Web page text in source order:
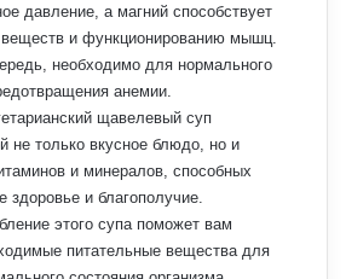
давление, а магний способствует
и функционированию мышц.
необходимо для нормального
анемии.
щавелевый суп
не только вкусное блюдо, но и
и минералов, способных
здоровье и благополучие.
этого супа поможет вам
питательные вещества для